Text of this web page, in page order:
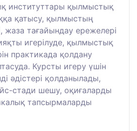
институттары қылмыстық
қатысу, қылмыстың
жаза тағайындау ережелері
игерілуде, қылмыстық
практикада қолдану
Курсты игеру үшін
әдістері қолданылады,
стади шешу, оқиғаларды
тапсырмаларды